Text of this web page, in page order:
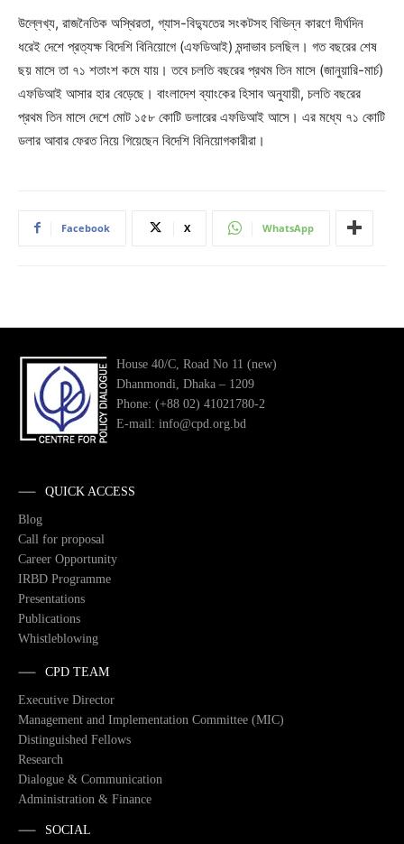
উল্লেখ্য, রাজনৈতিক অস্থিরতা, গ্যাস-বিদ্যুতের সংকটসহ বিভিন্ন কারণে দীর্ঘদিন
ধরেই দেশে প্রত্যক্ষ বিদেশি বিনিয়োগে (এফডিআই) মন্দাভাব চলছিল। গত বছরের শেষ
ছয় মাসে তা ৭১ শতাংশ কমে যায়। তবে চলতি বছরের প্রথম তিন মাসে (জানুয়ারি-মার্চ)
এফডিআই আসার হার বেড়েছে। বাংলাদেশ ব্যাংকের হিসাব অনুযায়ী, চলতি বছরের
প্রথম তিন মাসে দেশে মোট ১৫৮ কোটি ডলারের এফডিআই আসে। এর মধ্যে ৭১ কোটি
ডলার আবার ফেরত নিয়ে গিয়েছেন বিদেশি বিনিয়োগকারীরা।
Facebook X WhatsApp
House 40/C, Road No 11 (new)
Dhanmondi, Dhaka – 1209
Phone: (+88 02) 41021780-2
E-mail: info@cpd.org.bd
QUICK ACCESS
Blog
Call for proposal
Career Opportunity
IRBD Programme
Presentations
Publications
Whistleblowing
CPD TEAM
Executive Director
Management and Implementation Committee (MIC)
Distinguished Fellows
Research
Dialogue & Communication
Administration & Finance
SOCIAL